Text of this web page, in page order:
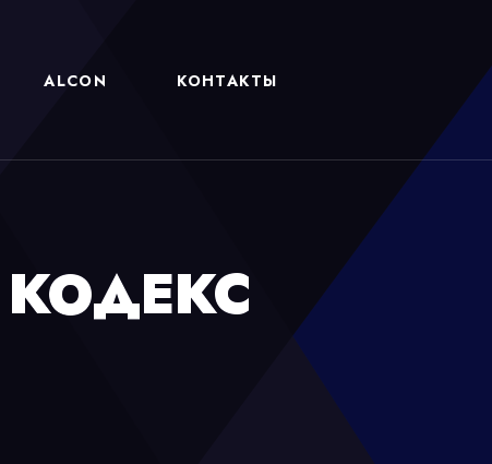
ALCON КОНТАКТЫ